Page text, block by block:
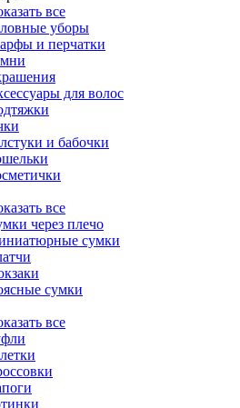
все
уборы
и перчатки
для волос
и бабочки
все
через плечо
cумки
сумки
все